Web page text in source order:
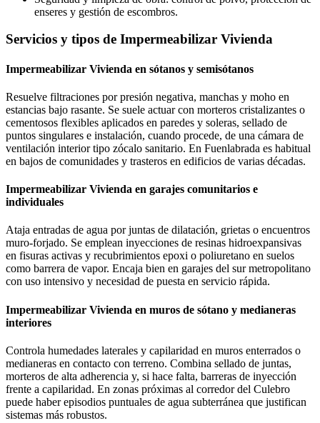
enseres y gestión de escombros.
Servicios y tipos de Impermeabilizar Vivienda
Impermeabilizar Vivienda en sótanos y semisótanos
Resuelve filtraciones por presión negativa, manchas y moho en
estancias bajo rasante. Se suele actuar con morteros cristalizantes o
cementosos flexibles aplicados en paredes y soleras, sellado de
puntos singulares e instalación, cuando procede, de una cámara de
ventilación interior tipo zócalo sanitario. En Fuenlabrada es habitual
en bajos de comunidades y trasteros en edificios de varias décadas.
Impermeabilizar Vivienda en garajes comunitarios e
individuales
Ataja entradas de agua por juntas de dilatación, grietas o encuentros
muro-forjado. Se emplean inyecciones de resinas hidroexpansivas
en fisuras activas y recubrimientos epoxi o poliuretano en suelos
como barrera de vapor. Encaja bien en garajes del sur metropolitano
con uso intensivo y necesidad de puesta en servicio rápida.
Impermeabilizar Vivienda en muros de sótano y medianeras
interiores
Controla humedades laterales y capilaridad en muros enterrados o
medianeras en contacto con terreno. Combina sellado de juntas,
morteros de alta adherencia y, si hace falta, barreras de inyección
frente a capilaridad. En zonas próximas al corredor del Culebro
puede haber episodios puntuales de agua subterránea que justifican
sistemas más robustos.